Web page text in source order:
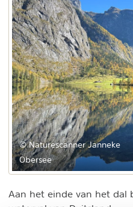
© Naturescanner Janneke
Obersee
Aan het einde van het dal